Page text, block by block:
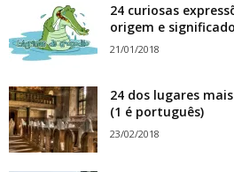
24 curiosas
origem e significado
21/01/2018
24 dos lugares
(1 é português)
23/02/2018